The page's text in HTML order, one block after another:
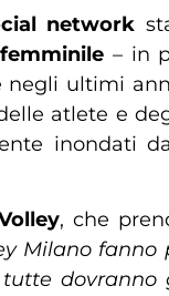
network
– in
negli ultimi
atlete e
inondati
, che
Milano
dovranno